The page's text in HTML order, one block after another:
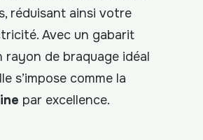
réduisant ainsi votre
Avec un gabarit
rayon de braquage idéal
s’impose comme la
par excellence.